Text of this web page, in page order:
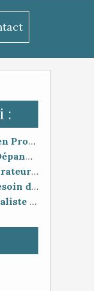
:
Dépannage aspirateur central en Provence
Blog Aspiration Centralisée – Dépannage, Entretien et Conseils Toutes Marques | SAS AMS
Dépannage et réparation d’aspirateurs centralisés – Camargue & PACA – SAS AMS
Votre aspirateur centralisé a besoin d'un petit coup de pouce ?
#aspirateurcentral votre spécialiste toutes marques